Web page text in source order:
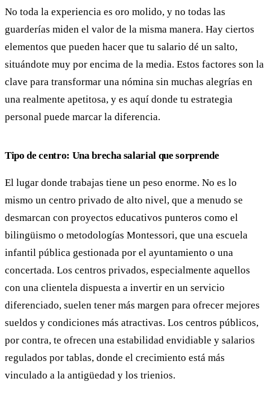
No toda la experiencia es oro molido, y no todas las
guarderías miden el valor de la misma manera. Hay ciertos
elementos que pueden hacer que tu salario dé un salto,
situándote muy por encima de la media. Estos factores son la
clave para transformar una nómina sin muchas alegrías en
una realmente apetitosa, y es aquí donde tu estrategia
personal puede marcar la diferencia.
Tipo de centro: Una brecha salarial que sorprende
El lugar donde trabajas tiene un peso enorme. No es lo
mismo un centro privado de alto nivel, que a menudo se
desmarcan con proyectos educativos punteros como el
bilingüismo o metodologías Montessori, que una escuela
infantil pública gestionada por el ayuntamiento o una
concertada. Los centros privados, especialmente aquellos
con una clientela dispuesta a invertir en un servicio
diferenciado, suelen tener más margen para ofrecer mejores
sueldos y condiciones más atractivas. Los centros públicos,
por contra, te ofrecen una estabilidad envidiable y salarios
regulados por tablas, donde el crecimiento está más
vinculado a la antigüedad y los trienios.